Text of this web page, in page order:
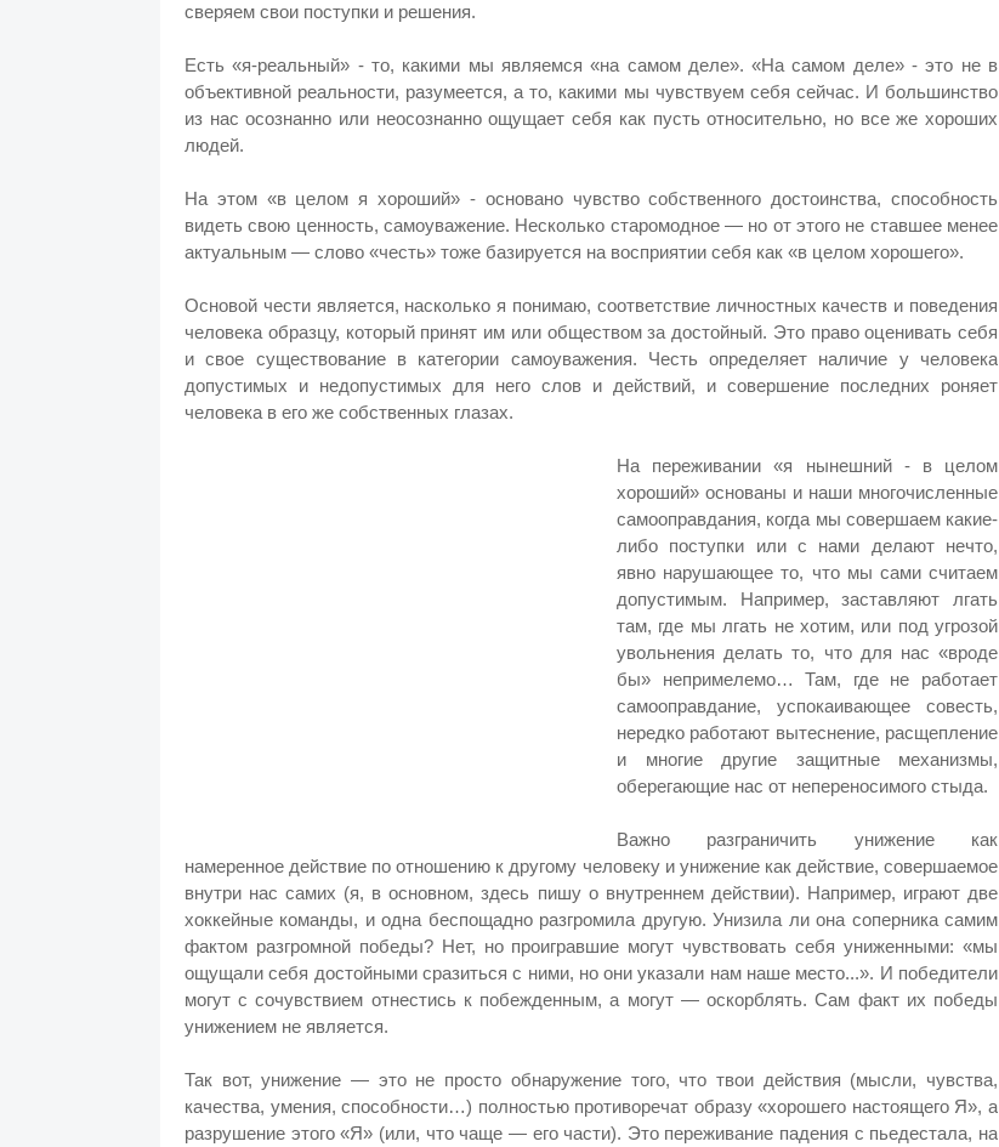
сверяем свои поступки и решения.
Есть «я-реальный» - то, какими мы являемся «на самом деле». «На самом деле» - это не в
объективной реальности, разумеется, а то, какими мы чувствуем себя сейчас. И большинство
из нас осознанно или неосознанно ощущает себя как пусть относительно, но все же хороших
людей.
На этом «в целом я хороший» - основано чувство собственного достоинства, способность
видеть свою ценность, самоуважение. Несколько старомодное — но от этого не ставшее менее
актуальным — слово «честь» тоже базируется на восприятии себя как «в целом хорошего».
Основой чести является, насколько я понимаю, соответствие личностных качеств и поведения
человека образцу, который принят им или обществом за достойный. Это право оценивать себя
и свое существование в категории самоуважения. Честь определяет наличие у человека
допустимых и недопустимых для него слов и действий, и совершение последних роняет
человека в его же собственных глазах.
На переживании «я нынешний - в целом
хороший» основаны и наши многочисленные
самооправдания, когда мы совершаем какие-
либо поступки или с нами делают нечто,
явно нарушающее то, что мы сами считаем
допустимым. Например, заставляют лгать
там, где мы лгать не хотим, или под угрозой
увольнения делать то, что для нас «вроде
бы» непримелемо… Там, где не работает
самооправдание, успокаивающее совесть,
нередко работают вытеснение, расщепление
и многие другие защитные механизмы,
оберегающие нас от непереносимого стыда.
Важно разграничить унижение как
намеренное действие по отношению к другому человеку и унижение как действие, совершаемое
внутри нас самих (я, в основном, здесь пишу о внутреннем действии). Например, играют две
хоккейные команды, и одна беспощадно разгромила другую. Унизила ли она соперника самим
фактом разгромной победы? Нет, но проигравшие могут чувствовать себя униженными: «мы
ощущали себя достойными сразиться с ними, но они указали нам наше место...». И победители
могут с сочувствием отнестись к побежденным, а могут — оскорблять. Сам факт их победы
унижением не является.
Так вот, унижение — это не просто обнаружение того, что твои действия (мысли, чувства,
качества, умения, способности…) полностью противоречат образу «хорошего настоящего Я», а
разрушение этого «Я» (или, что чаще — его части). Это переживание падения с пьедестала, на